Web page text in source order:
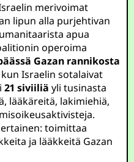
merivoimat
lipun alla purjehtivan
apua
operoima
Gazan rannikosta
kun Israelin sotalaivat
21 siviiliä yli tusinasta
lääkäreitä, lakimiehiä,
toimittaa
ja lääkkeitä Gazan